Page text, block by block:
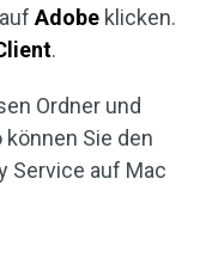
Adobe klicken.
.
Ordner und
können Sie den
Service auf Mac